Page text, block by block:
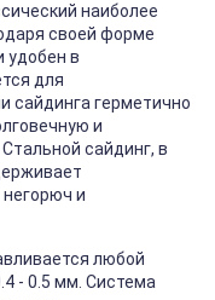
наиболее
своей форме
удобен в
для
сайдинга герметично
и
сайдинг, в
негорюч и
любой
- 0.5 мм. Система